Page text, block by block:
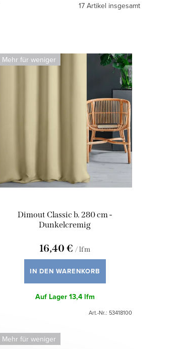
17 Artikel insgesamt
Mehr für weniger
Dimout Classic b. 280 cm -
Dunkelcremig
16,40 €/ lfm
IN DEN WARENKORB
Auf Lager 13,4 lfm
Art.-Nr.: 53418100
Mehr für weniger